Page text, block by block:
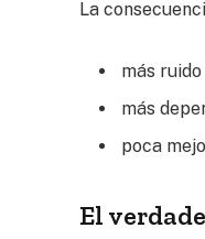
La
más ruido
más
poca
El